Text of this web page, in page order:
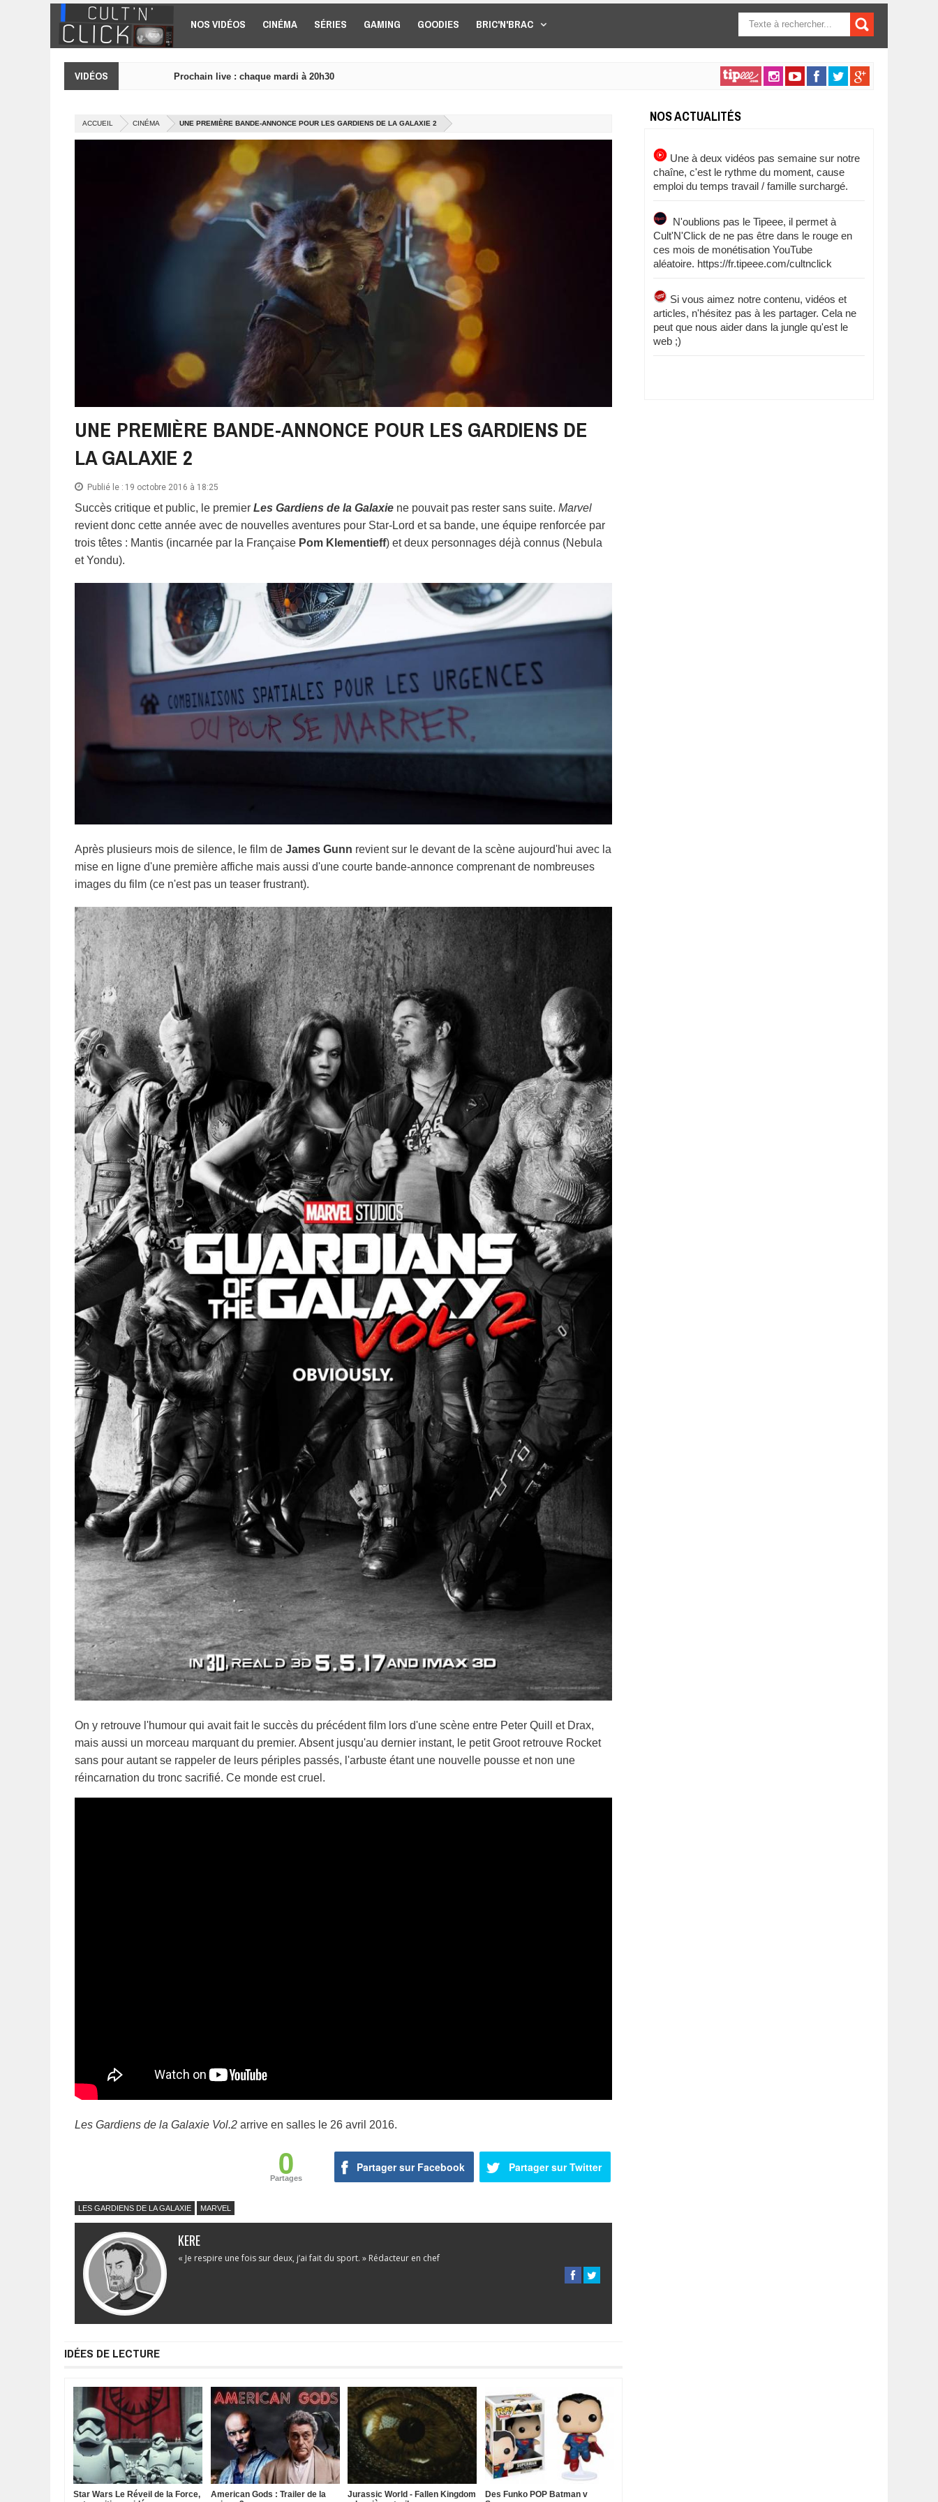
Aller au contenu principal
NOS VIDÉOS CINÉMA SÉRIES GAMING GOODIES BRIC'N'BRAC
FORMULAIRE DE
RECHERCHE
VIDÉOS Prochain live : chaque mardi à 20h30
ACCUEIL CINÉMA UNE PREMIÈRE BANDE-ANNONCE POUR LES GARDIENS DE LA GALAXIE 2
UNE PREMIÈRE BANDE-ANNONCE POUR LES GARDIENS DE
LA GALAXIE 2
Publié le : 19 octobre 2016 à 18:25
Succès critique et public, le premier Les Gardiens de la Galaxie ne pouvait pas rester sans suite. Marvel
revient donc cette année avec de nouvelles aventures pour Star-Lord et sa bande, une équipe renforcée par
trois têtes : Mantis (incarnée par la Française Pom Klementieff) et deux personnages déjà connus (Nebula
et Yondu).
Après plusieurs mois de silence, le film de James Gunn revient sur le devant de la scène aujourd'hui avec la
mise en ligne d'une première affiche mais aussi d'une courte bande-annonce comprenant de nombreuses
images du film (ce n'est pas un teaser frustrant).
On y retrouve l'humour qui avait fait le succès du précédent film lors d'une scène entre Peter Quill et Drax,
mais aussi un morceau marquant du premier. Absent jusqu'au dernier instant, le petit Groot retrouve Rocket
sans pour autant se rappeler de leurs périples passés, l'arbuste étant une nouvelle pousse et non une
réincarnation du tronc sacrifié. Ce monde est cruel.
Les Gardiens de la Galaxie Vol.2 arrive en salles le 26 avril 2016.
0
Partages
Partager sur Facebook Partager sur Twitter
LES GARDIENS DE LA GALAXIE MARVEL
KERE
« Je respire une fois sur deux, j’ai fait du sport. » Rédacteur en chef
IDÉES DE LECTURE
Star Wars Le Réveil de la Force,
American Gods : Trailer de la
Jurassic World - Fallen Kingdom
Des Funko POP Batman v
NOS ACTUALITÉS
Une à deux vidéos pas semaine sur notre
chaîne, c'est le rythme du moment, cause
emploi du temps travail / famille surchargé.
N'oublions pas le Tipeee, il permet à
Cult'N'Click de ne pas être dans le rouge en
ces mois de monétisation YouTube
aléatoire. https://fr.tipeee.com/cultnclick
Si vous aimez notre contenu, vidéos et
articles, n'hésitez pas à les partager. Cela ne
peut que nous aider dans la jungle qu'est le
web ;)